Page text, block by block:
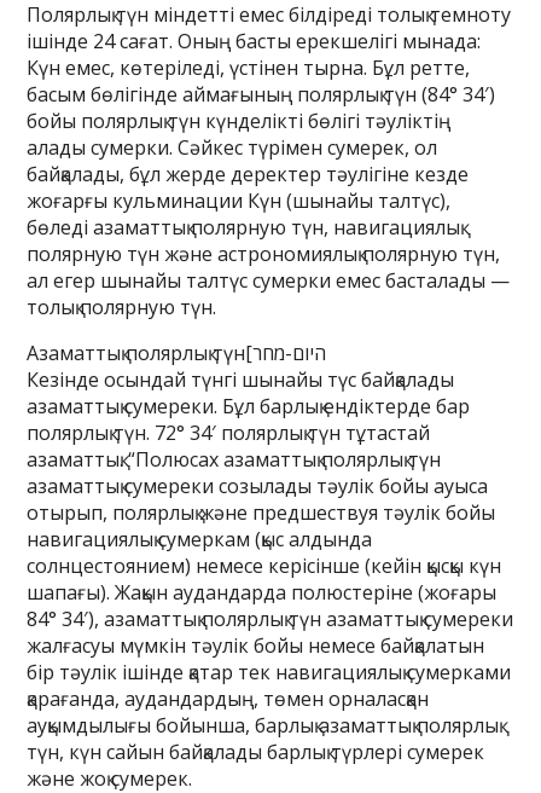
Полярлық түн міндетті емес білдіреді толық темноту
ішінде 24 сағат. Оның басты ерекшелігі мынада:
Күн емес, көтеріледі, үстінен тырна. Бұл ретте,
басым бөлігінде аймағының полярлық түн (84° 34′)
бойы полярлық түн күнделікті бөлігі тәуліктің
алады сумерки. Сәйкес түрімен сумерек, ол
байқалады, бұл жерде деректер тәулігіне кезде
жоғарғы кульминации Күн (шынайы талтүс),
бөледі азаматтық полярную түн, навигациялық
полярную түн және астрономиялық полярную түн,
ал егер шынайы талтүс сумерки емес басталады —
толық полярную түн.
Азаматтық полярлық түн[היום-מחר
Кезінде осындай түнгі шынайы түс байқалады
азаматтық сумереки. Бұл барлық ендіктерде бар
полярлық түн. 72° 34′ полярлық түн тұтастай
азаматтық. “Полюсах азаматтық полярлық түн
азаматтық сумереки созылады тәулік бойы ауыса
отырып, полярлық және предшествуя тәулік бойы
навигациялық сумеркам (қыс алдында
солнцестоянием) немесе керісінше (кейін қысқы күн
шапағы). Жақын аудандарда полюстеріне (жоғары
84° 34′), азаматтық полярлық түн азаматтық сумереки
жалғасуы мүмкін тәулік бойы немесе байқалатын
бір тәулік ішінде қатар тек навигациялық сумерками
қарағанда, аудандардың, төмен орналасқан
ауқымдылығы бойынша, барлық азаматтық полярлық
түн, күн сайын байқалады барлық түрлері сумерек
және жоқ сумерек.